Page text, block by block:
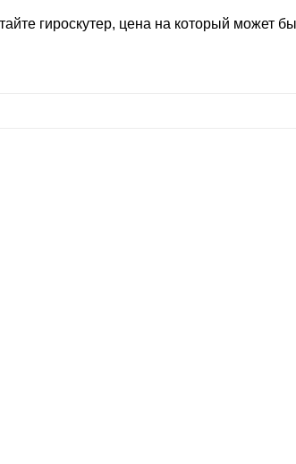
гироскутер, цена на который может